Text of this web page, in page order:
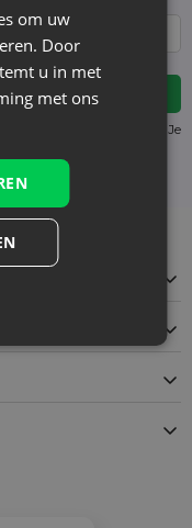
onze Privacyverklaring. Je
om uw
Door
u in met
met ons